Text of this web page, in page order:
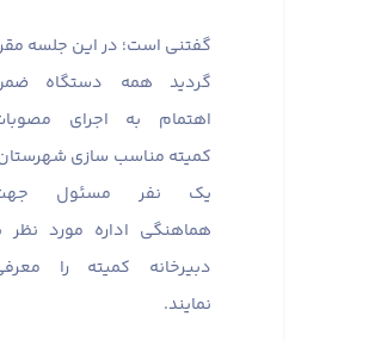
گفتنی است؛ در این جلسه
گردید همه دستگاه
اهتمام به اجرای
کمیته مناسب سازی
یک نفر مسئول
هماهنگی اداره مورد نظر
دبیرخانه کمیته را
نمایند.